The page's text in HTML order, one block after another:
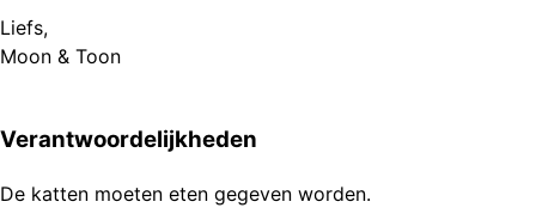
Liefs,
Moon & Toon
Verantwoordelijkheden
De katten moeten eten gegeven worden.